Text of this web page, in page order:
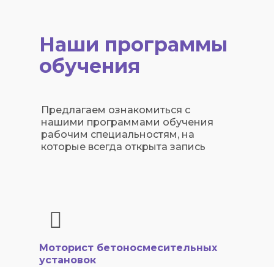
Наши программы
обучения
Предлагаем ознакомиться с
нашими программами обучения
рабочим специальностям, на
которые всегда открыта запись
Моторист бетоносмесительных
установок